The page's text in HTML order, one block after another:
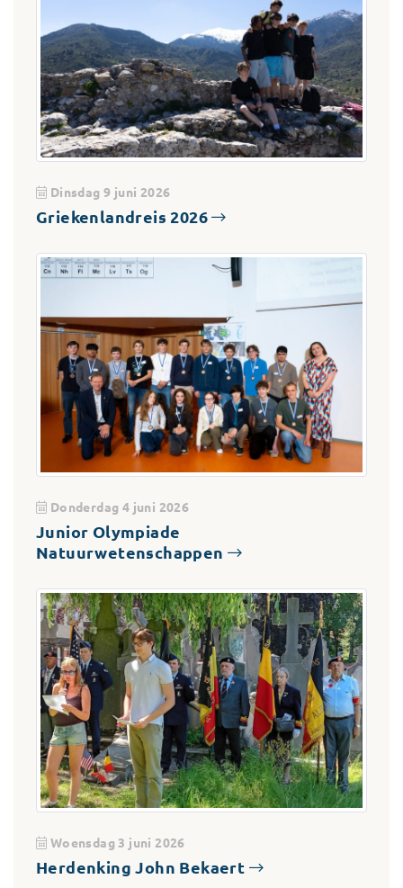
Dinsdag 9 juni 2026
Griekenlandreis 2026
Donderdag 4 juni 2026
Junior Olympiade
Natuurwetenschappen
Woensdag 3 juni 2026
Herdenking John Bekaert